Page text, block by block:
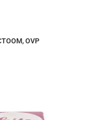
OVP